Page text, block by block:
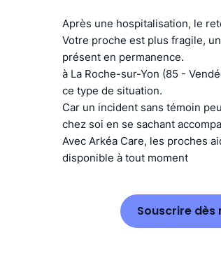
Après une hospitalisation, le
Votre proche est plus fragile,
présent en permanence.
à La Roche-sur-Yon (85 -
ce type de situation.
Car un incident sans témoin
chez soi en se sachant
Avec Arkéa Care, les proches
disponible à tout moment
Souscrire